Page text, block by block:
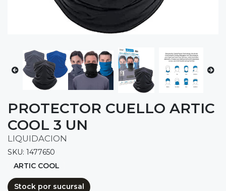
PROTECTOR CUELLO ARTIC
COOL 3 UN
LIQUIDACION
SKU: 1477650
ARTIC COOL
Stock por sucursal